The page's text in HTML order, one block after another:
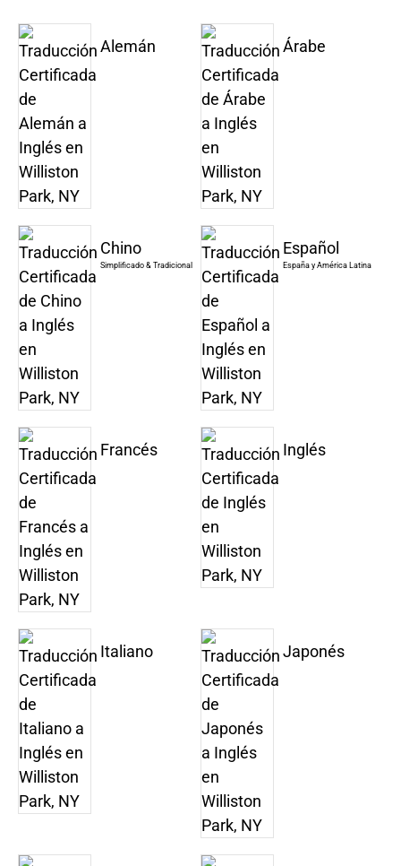
Alemán Árabe
Chino
Simplificado & Tradicional
Español
España y América Latina
Francés Inglés
Italiano Japonés